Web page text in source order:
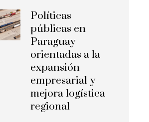
Políticas
públicas en
Paraguay
orientadas a la
expansión
empresarial y
mejora logística
regional